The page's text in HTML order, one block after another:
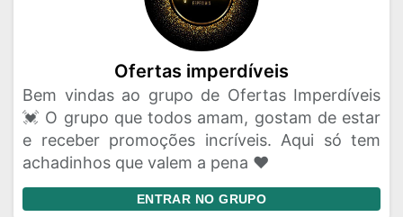
Ofertas imperdíveis
Bem vindas ao grupo de Ofertas Imperdíveis
💓 O grupo que todos amam, gostam de estar
e receber promoções incríveis. Aqui só tem
achadinhos que valem a pena ❤️
ENTRAR NO GRUPO